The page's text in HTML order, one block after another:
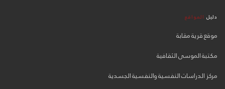
دليل المواقع
موقع قرية مقابة
مكتبة الموسى الثقافية
مركز الدراسات النفسية والنفسية الجسدية